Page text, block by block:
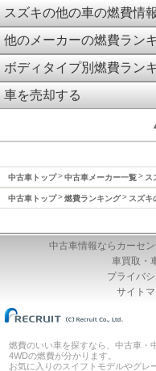
スズキの他の車の燃費情報
他のメーカーの燃費ラン
ボディタイプ別燃費ラン
車を売却する
中古車トップ 中古車メーカー一覧 ス
中古車トップ 燃費ランキング スズキ
中古車情報ならカーセ
車買取・
プライバ
サイト
燃費のいい車を探すなら、中古車・
4WDの燃費が分かります。
お気に入りのスイフトモデルやグレ